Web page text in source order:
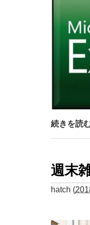
続きを読
週末
hatch (